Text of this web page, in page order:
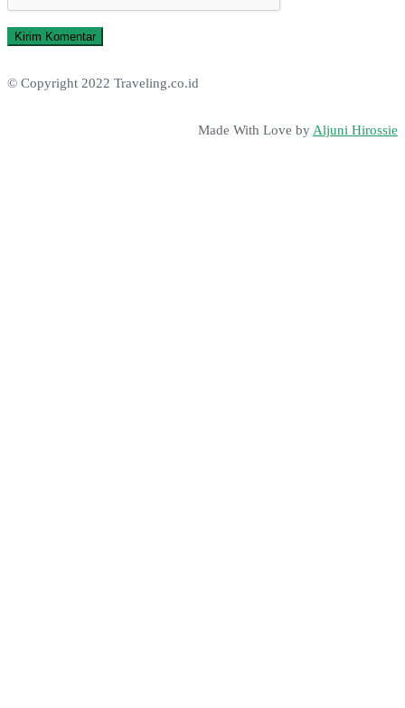
© Copyright 2022 Traveling.co.id
Made With Love by Aljuni Hirossie